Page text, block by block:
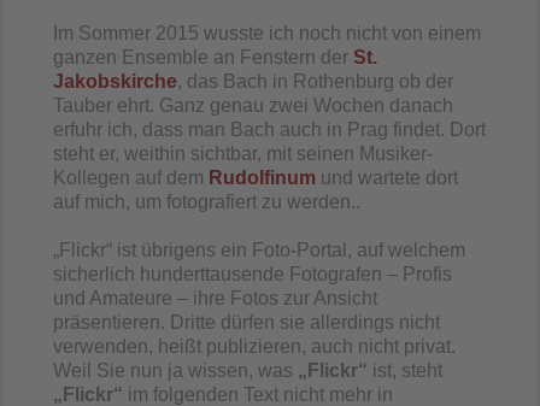
Im Sommer 2015 wusste ich noch nicht von einem
ganzen Ensemble an Fenstern der St.
Jakobskirche, das Bach in Rothenburg ob der
Tauber ehrt. Ganz genau zwei Wochen danach
erfuhr ich, dass man Bach auch in Prag findet. Dort
steht er, weithin sichtbar, mit seinen Musiker-
Kollegen auf dem Rudolfinum und wartete dort
auf mich, um fotografiert zu werden..
„Flickr“ ist übrigens ein Foto-Portal, auf welchem
sicherlich hunderttausende Fotografen – Profis
und Amateure – ihre Fotos zur Ansicht
präsentieren. Dritte dürfen sie allerdings nicht
verwenden, heißt publizieren, auch nicht privat.
Weil Sie nun ja wissen, was „Flickr“ ist, steht
„Flickr“ im folgenden Text nicht mehr in